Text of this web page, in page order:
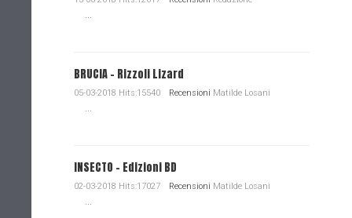
...
BRUCIA - Rizzoli Lizard
05-03-2018 Hits:15540 Recensioni Matilde Losani
...
INSECTO - Edizioni BD
02-03-2018 Hits:17027 Recensioni Matilde Losani
...